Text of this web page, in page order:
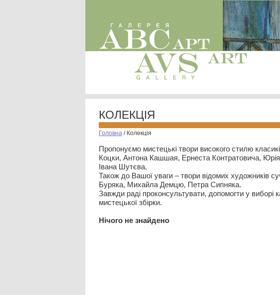
КОЛЕКЦІЯ
Головна / Колекція
Пропонуємо мистецькі твори високого стилю
Коцки, Антона Кашшая, Ернеста Контратовича,
Івана Шутєва.
Також до Вашої уваги – твори відомих художників
Буряка, Михайла Демцю, Петра Сипняка.
Завжди раді проконсультувати, допомогти у виборі
мистецької збірки.
Нiчого не знайдено